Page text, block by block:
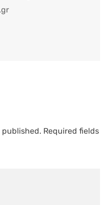
published. Required fields